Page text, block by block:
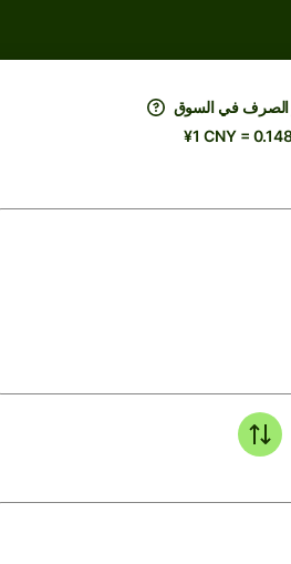
في السوق
¥1 CNY =